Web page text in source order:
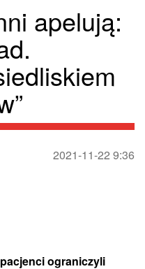
apelują:
2021-11-22 9:36
ograniczyli